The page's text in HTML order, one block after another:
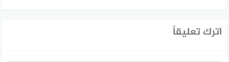
اترك تعليقاً